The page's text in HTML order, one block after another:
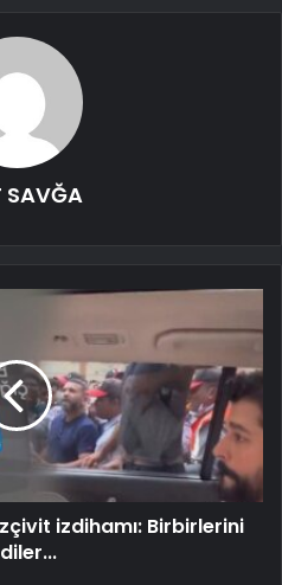
SAVĞA
izdihamı: Birbirlerini